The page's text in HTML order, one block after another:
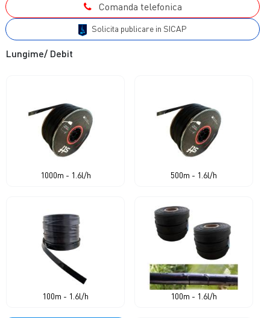
Comanda telefonica
Solicita publicare in SICAP
Lungime/ Debit
1000m - 1.6l/h 500m - 1.6l/h
100m - 1.6l/h 100m - 1.6l/h